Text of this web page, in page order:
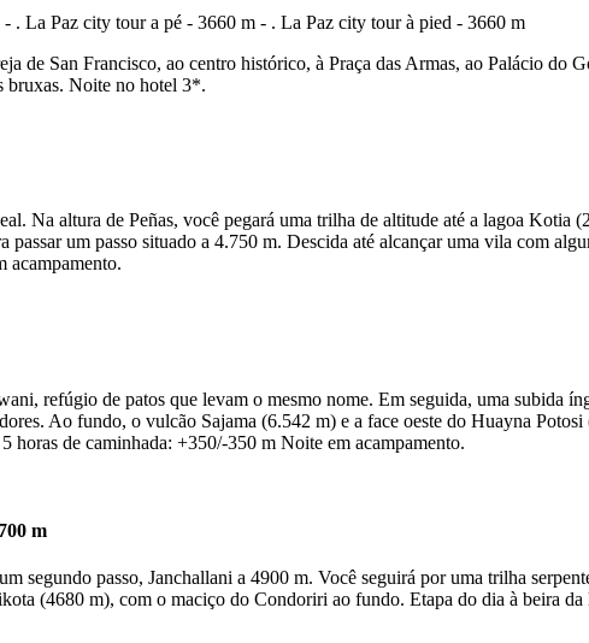
de San Francisco, ao centro histórico, à Praça das Armas, ao Palácio do
bruxas. Noite no hotel 3*.
Na altura de Peñas, você pegará uma trilha de altitude até a lagoa Kotia
um passo situado a 4.750 m. Descida até alcançar uma vila com
acampamento.
refúgio de patos que levam o mesmo nome. Em seguida, uma subida
Ao fundo, o vulcão Sajama (6.542 m) e a face oeste do Huayna
horas de caminhada: +350/-350 m Noite em acampamento.
m
segundo passo, Janchallani a 4900 m. Você seguirá por uma trilha
(4680 m), com o maciço do Condoriri ao fundo. Etapa do dia à beira